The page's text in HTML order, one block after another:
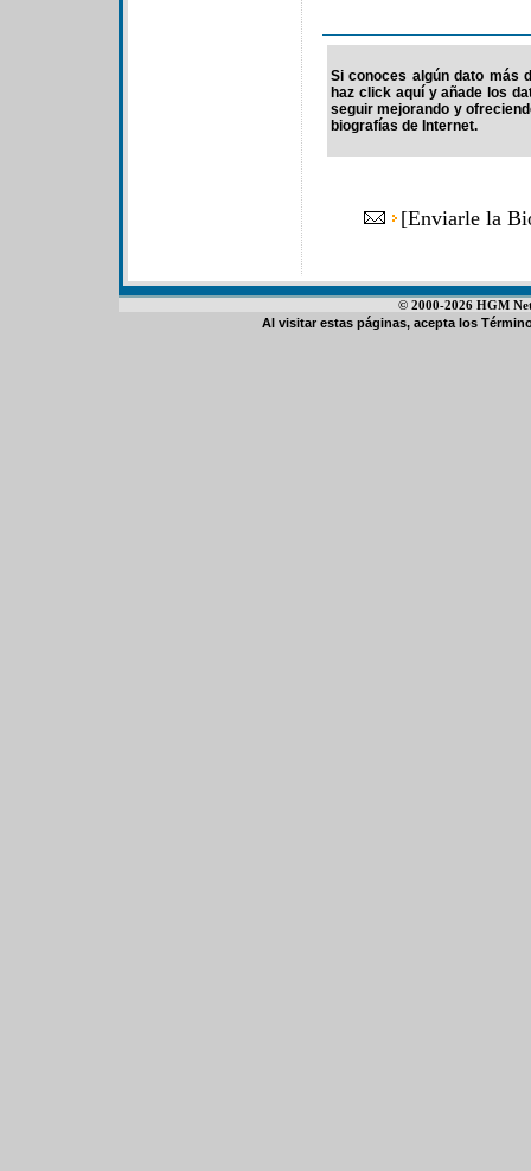
Si conoces algún dato más
haz click aquí y añade los
seguir mejorando y
biografías de Internet.
[Enviarle la
© 2000-2026 HGM
Al visitar estas páginas, acepta los